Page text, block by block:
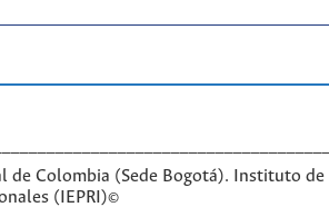
de Colombia (Sede Bogotá). Instituto
(IEPRI)©